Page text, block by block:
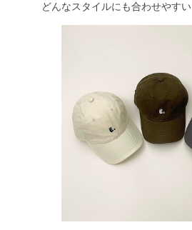
どんなスタイルにも合わせやすい